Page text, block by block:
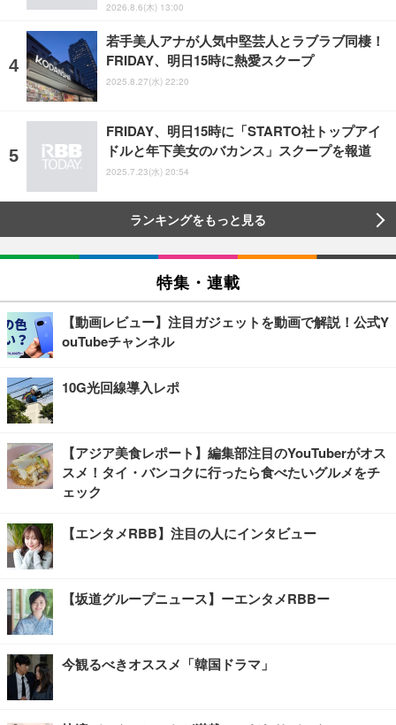
2026.8.6(木) 13:00
若手美人アナが人気中堅芸人とラブラブ同棲！
FRIDAY、明日15時に熱愛スクープ
2025.8.27(水) 22:20
FRIDAY、明日15時に「STARTO社トップアイ
ドルと年下美女のバカンス」スクープを報道
2025.7.23(水) 20:54
ランキングをもっと見る
特集・連載
【動画レビュー】注目ガジェットを動画で解説！公式Y
ouTubeチャンネル
10G光回線導入レポ
【アジア美食レポート】編集部注目のYouTuberがオス
スメ！タイ・バンコクに行ったら食べたいグルメをチ
ェック
【エンタメRBB】注目の人にインタビュー
【坂道グループニュース】ーエンタメRBBー
今観るべきオススメ「韓国ドラマ」